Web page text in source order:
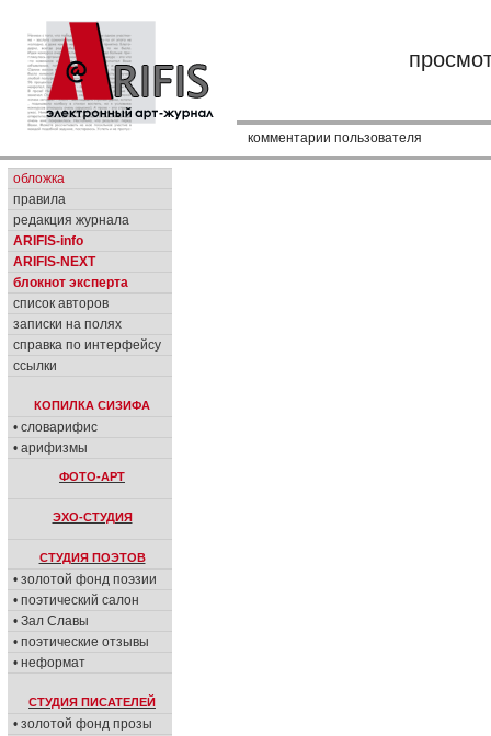
комментарии пользователя
обложка
правила
редакция журнала
ARIFIS-info
ARIFIS-NEXT
блокнот эксперта
список авторов
записки на полях
справка по интерфейсу
ссылки
КОПИЛКА СИЗИФА
• словарифис
• арифизмы
ФОТО-АРТ
ЭХО-СТУДИЯ
СТУДИЯ ПОЭТОВ
• золотой фонд поэзии
• поэтический салон
• Зал Славы
• поэтические отзывы
• неформат
СТУДИЯ ПИСАТЕЛЕЙ
• золотой фонд прозы